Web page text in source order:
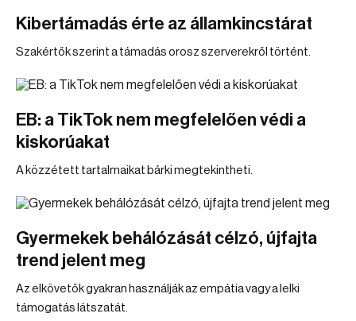
Kibertámadás érte az államkincstárat
Szakértők szerint a támadás orosz szerverekről történt.
EB: a TikTok nem megfelelően védi a
kiskorúakat
A közzétett tartalmaikat bárki megtekintheti.
Gyermekek behálózását célzó, újfajta
trend jelent meg
Az elkövetők gyakran használják az empátia vagy a lelki
támogatás látszatát.